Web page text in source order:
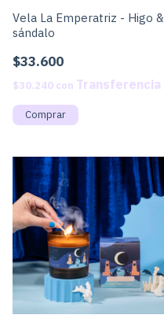
Vela La Emperatriz - Higo &
sándalo
$33.600
$30.240 con